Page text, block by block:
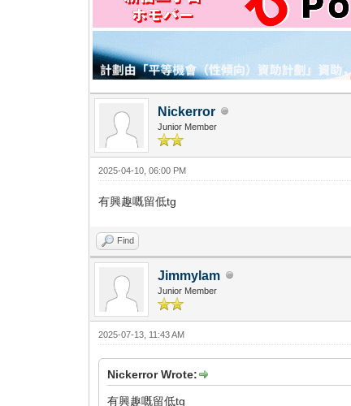
Nickerror
Junior Member
2025-04-10, 06:00 PM
有興趣嘅留低tg
Find
Jimmylam
Junior Member
2025-07-13, 11:43 AM
Nickerror Wrote:
有興趣嘅留低tg